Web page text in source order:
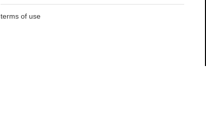
terms of use